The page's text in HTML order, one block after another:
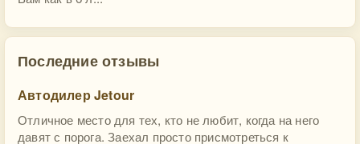
Последние отзывы
Автодилер Jetour
Отличное место для тех, кто не любит, когда на него
давят с порога. Заехал просто присмотреться к